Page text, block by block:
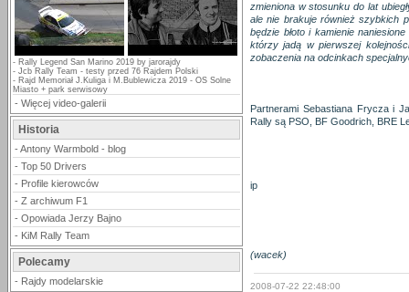
- Rally Legend San Marino 2019 by jarorajdy
- Jcb Rally Team - testy przed 76 Rajdem Polski
- Rajd Memoriał J.Kuliga i M.Bublewicza 2019 - OS Solne
Miasto + park serwisowy
- Więcej video-galerii
Historia
- Antony Warmbold - blog
- Top 50 Drivers
- Profile kierowców
- Z archiwum F1
- Opowiada Jerzy Bajno
- KiM Rally Team
Polecamy
- Rajdy modelarskie
zmieniona w stosunku do lat
ale nie brakuje również szybkich
będzie błoto i kamienie
którzy jadą w pierwszej
zobaczenia na odcinkach
Partnerami Sebastiana Frycza i
Rally są PSO, BF Goodrich, BRE
ip
(wacek)
2008-07-22 22:48:00